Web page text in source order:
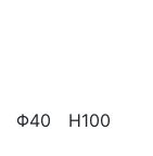
Φ40 H100